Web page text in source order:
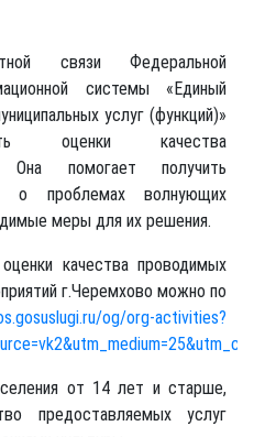
связи Федеральной
системы «Единый
услуг (функций)»
оценки качества
Она помогает получить
о проблемах волнующих
меры для их решения.
качества проводимых
г.Черемхово можно по
og/org-activities?
от 14 лет и старше,
предоставляемых услуг